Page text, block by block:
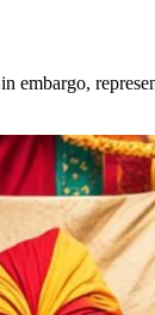
embargo,